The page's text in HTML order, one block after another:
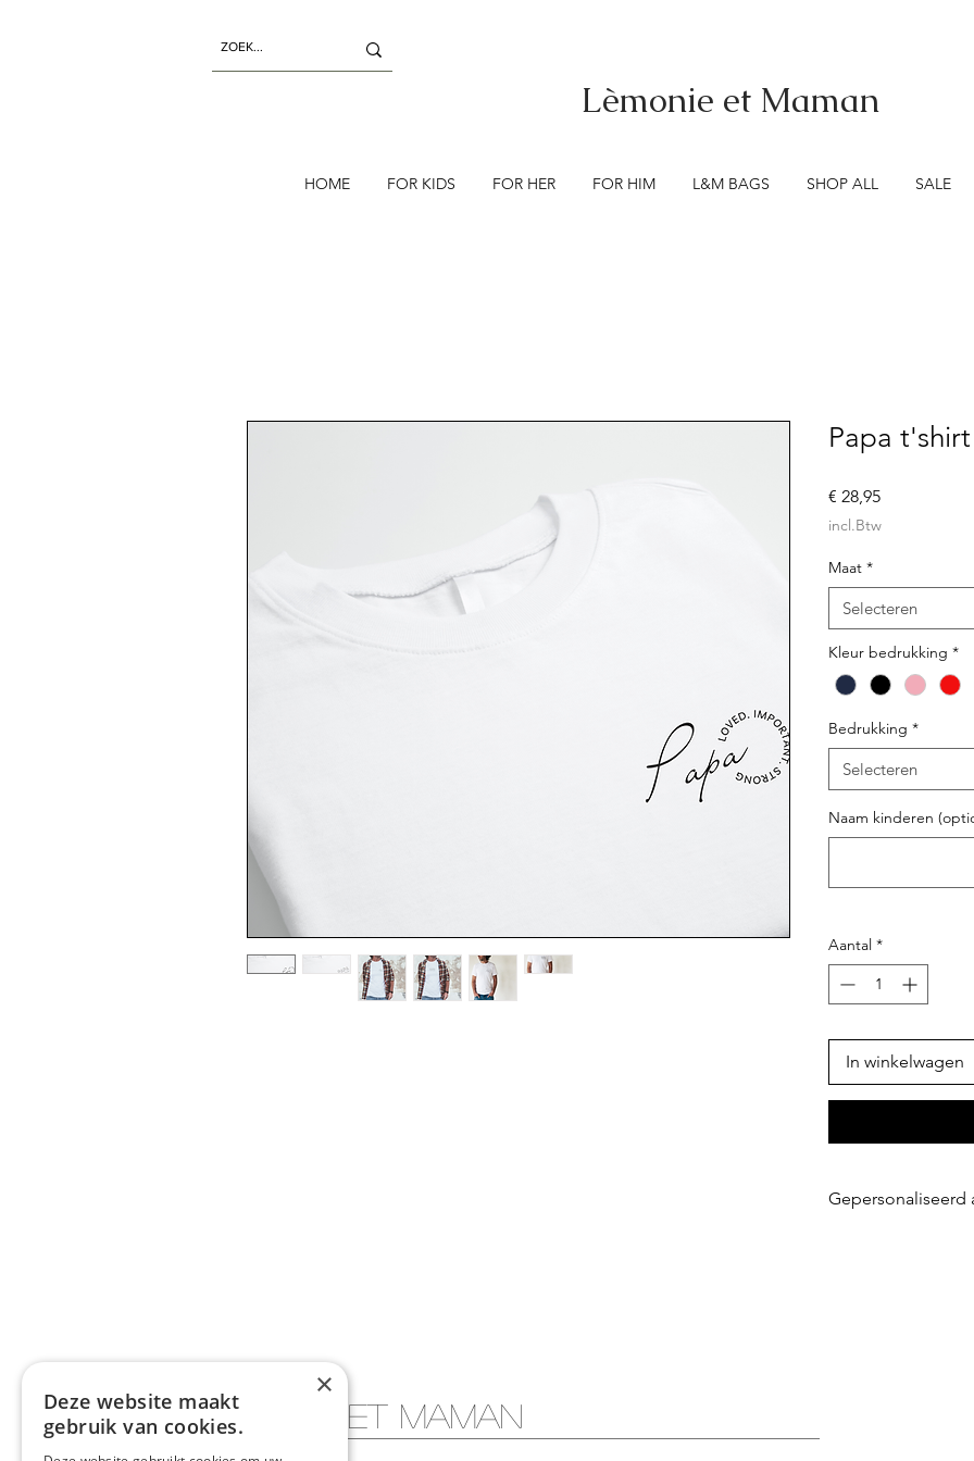
Lèmonie et Maman
HOME FOR KIDS FOR HER FOR HIM L&M BAGS SHOP ALL SALE
Papa t'shirt
€ 28,95Prijs
incl.Btw
Maat *
Selecteren
Kleur bedrukking *
Bedrukking *
Selecteren
Naam kinderen
Aantal *
In winkelwagen
Gepersonaliseerd
Lèmonie et Maman
×
Deze website maakt
gebruik van cookies.